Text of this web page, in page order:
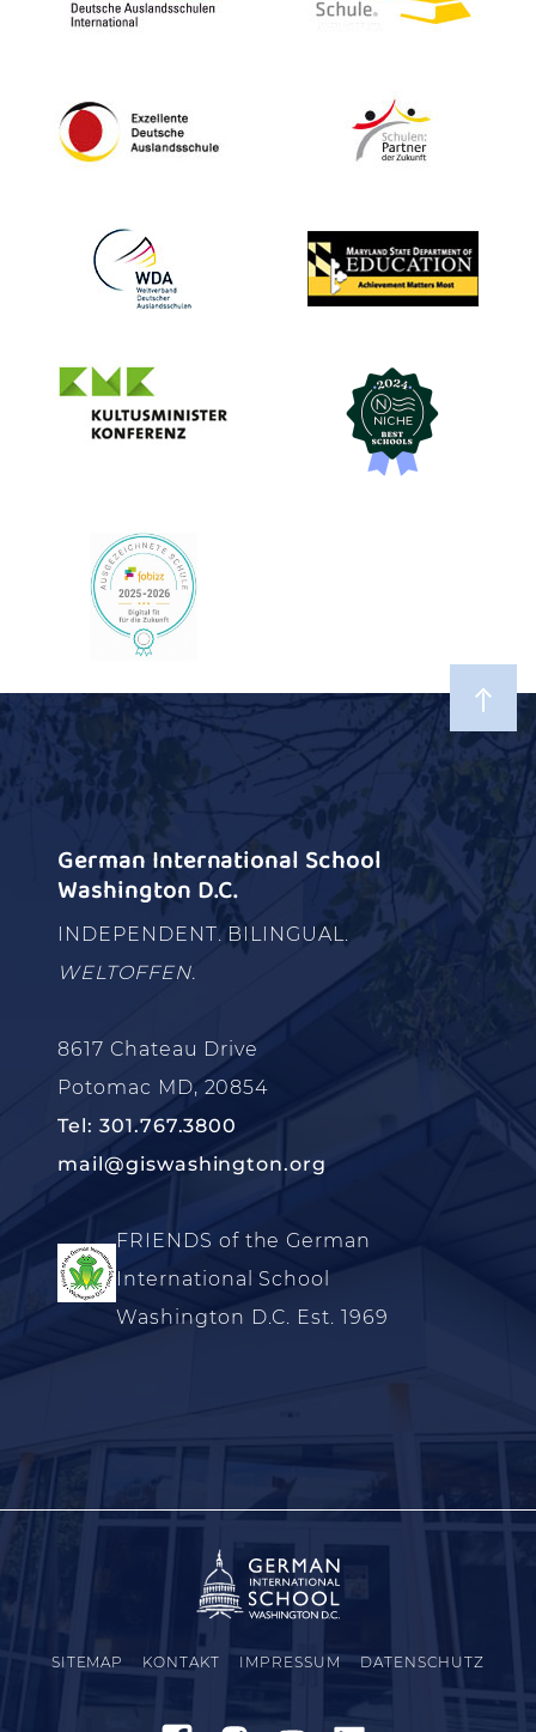
German International School
Washington D.C.
INDEPENDENT. BILINGUAL.
WELTOFFEN.
8617 Chateau Drive
Potomac MD, 20854
Tel: 301.767.3800
mail@giswashington.org
FRIENDS of the German
International School
Washington D.C. Est. 1969
SITEMAP KONTAKT IMPRESSUM DATENSCHUTZ